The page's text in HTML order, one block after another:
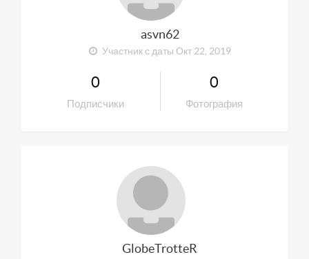
asvn62
Участник с даты Окт 22, 2019
0
Подписчики
0
Фотография
GlobeTrotteR